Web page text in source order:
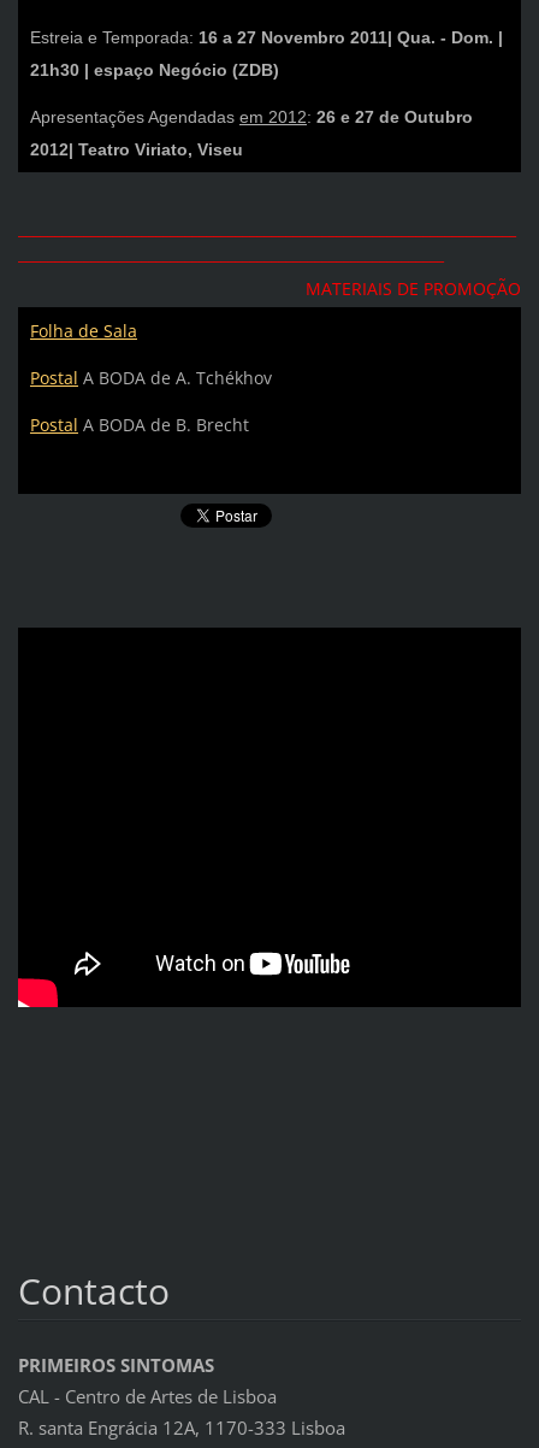
Estreia e Temporada: 16 a 27 Novembro 2011| Qua. - Dom. |
21h30 | espaço Negócio (ZDB)
Apresentações Agendadas em 2012: 26 e 27 de Outubro
2012| Teatro Viriato, Viseu
MATERIAIS DE PROMOÇÃO
Folha de Sala
Postal A BODA de A. Tchékhov
Postal A BODA de B. Brecht
Contacto
PRIMEIROS SINTOMAS
CAL - Centro de Artes de Lisboa
R. santa Engrácia 12A, 1170-333 Lisboa